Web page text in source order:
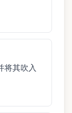
将其吹入